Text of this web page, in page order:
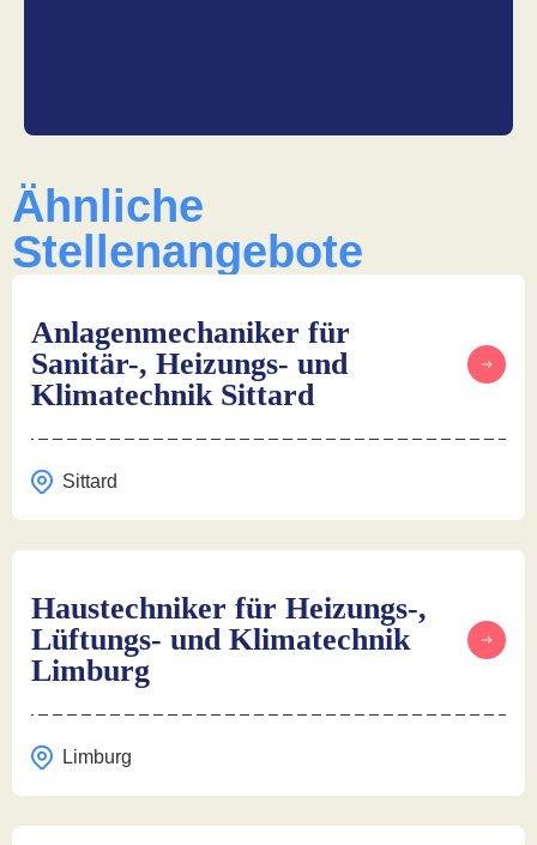
Ähnliche
Stellenangebote
Anlagenmechaniker für
Sanitär-, Heizungs- und
Klimatechnik Sittard
Sittard
Haustechniker für Heizungs-,
Lüftungs- und Klimatechnik
Limburg
Limburg